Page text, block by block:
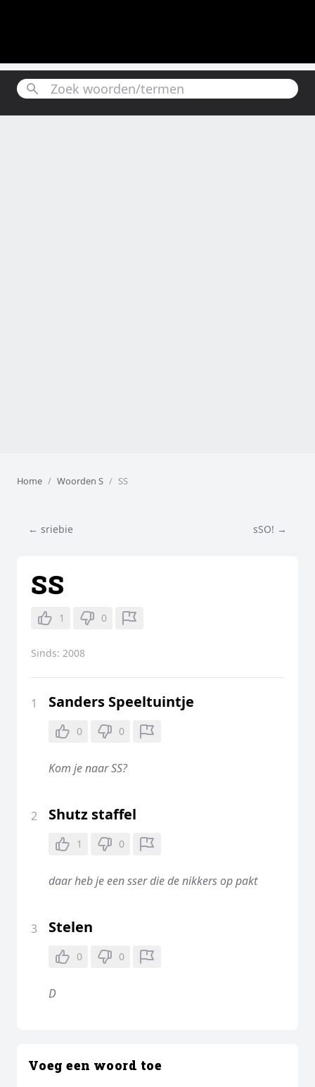
Home Woorden S SS
← sriebie sSO! →
SS
1 0
Sinds: 2008
1 Sanders Speeltuintje
0 0
Kom je naar SS?
2 Shutz staffel
1 0
daar heb je een sser die de nikkers op pakt
3 Stelen
0 0
D
Voeg een woord toe